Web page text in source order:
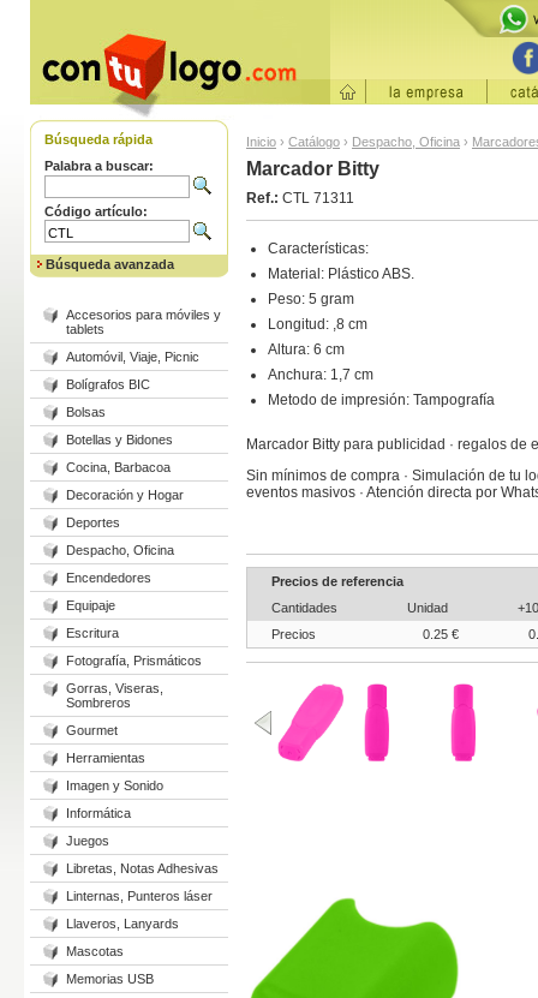
Búsqueda rápida
Palabra a buscar:
Código artículo:
Búsqueda avanzada
Accesorios para móviles y
tablets
Automóvil, Viaje, Picnic
Bolígrafos BIC
Bolsas
Botellas y Bidones
Cocina, Barbacoa
Decoración y Hogar
Deportes
Despacho, Oficina
Encendedores
Equipaje
Escritura
Fotografía, Prismáticos
Gorras, Viseras,
Sombreros
Gourmet
Herramientas
Imagen y Sonido
Informática
Juegos
Libretas, Notas Adhesivas
Linternas, Punteros láser
Llaveros, Lanyards
Mascotas
Memorias USB
Inicio › Catálogo › Despacho, Oficina ›
Marcador Bitty
Ref.: CTL 71311
Características:
Material: Plástico ABS.
Peso: 5 gram
Longitud: ,8 cm
Altura: 6 cm
Anchura: 1,7 cm
Metodo de impresión: Tampografía
Marcador Bitty para publicidad · regalos de
Sin mínimos de compra · Simulación de tu
eventos masivos · Atención directa por
Precios de referencia
Cantidades
Unidad
Precios
0.25 €